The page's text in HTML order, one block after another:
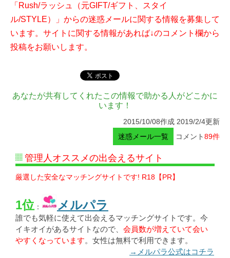
「Rush/ラッシュ（元GIFT/ギフト、スタイ
ル/STYLE）」からの迷惑メールに関する情報を募集して
います。サイトに関する情報があれば↓のコメント欄から
投稿をお願いします。
あなたが共有してくれたこの情報で助かる人がどこかに
います！
2015/10/08作成 2019/2/4更新
迷惑メール一覧
コメント89件
管理人オススメの出会えるサイト
厳選した安全なマッチングサイトです! R18【PR】
1位： メルパラ
誰でも気軽に使えて出会えるマッチングサイトです。今
イキオイがあるサイトなので、 会員数が増えていて会い
やすくなっています。女性は無料で利用できます。
→メルパラ公式はコチラ